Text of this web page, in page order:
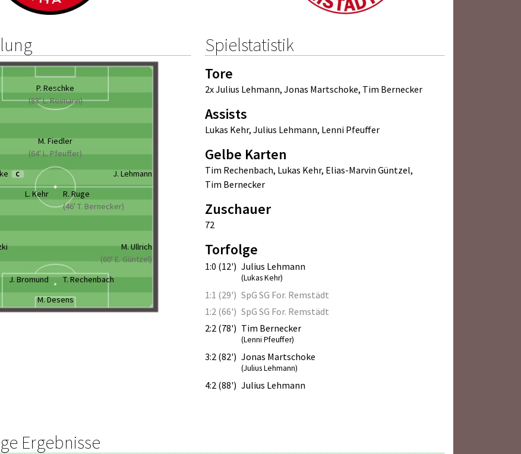
P. Reschke
(88' L. Reimann)
M. Fiedler
(64' L. Pfeuffer)
C
J. Lehmann
L. Kehr
R. Ruge
(46' T. Bernecker)
M. Ullrich
(60' E. Güntzel)
J. Bromund
T. Rechenbach
M. Desens
Spielstatistik
Tore
2x Julius Lehmann, Jonas Martschoke, Tim Bernecker
Assists
Lukas Kehr, Julius Lehmann, Lenni Pfeuffer
Gelbe Karten
Tim Rechenbach, Lukas Kehr, Elias-Marvin Güntzel,
Tim Bernecker
Zuschauer
72
Torfolge
1:0 (12') Julius Lehmann
(Lukas Kehr)
1:1 (29') SpG SG For. Remstädt
1:2 (66') SpG SG For. Remstädt
2:2 (78') Tim Bernecker
(Lenni Pfeuffer)
3:2 (82') Jonas Martschoke
(Julius Lehmann)
4:2 (88') Julius Lehmann
Ergebnisse